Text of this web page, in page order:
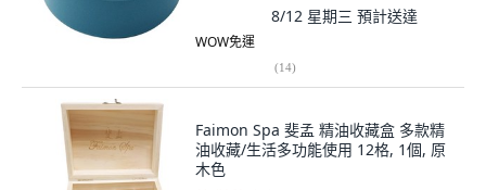
8/12 星期三 預計送達
WOW免運
(14)
Faimon Spa 斐孟 精油收藏盒 多款精
油收藏/生活多功能使用 12格, 1個, 原
木色